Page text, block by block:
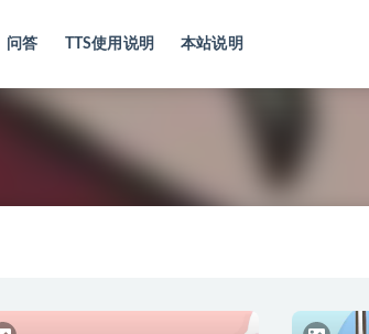
问答 TTS使用说明 本站说明